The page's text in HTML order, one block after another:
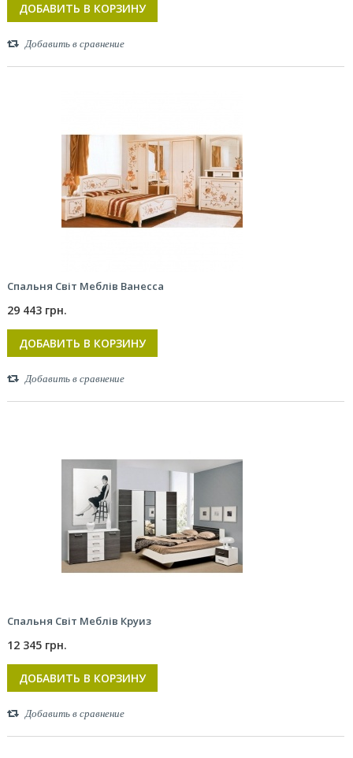
ДОБАВИТЬ В КОРЗИНУ
Добавить в сравнение
Спальня Світ Меблів Ванесса
29 443 грн.
ДОБАВИТЬ В КОРЗИНУ
Добавить в сравнение
Спальня Світ Меблів Круиз
12 345 грн.
ДОБАВИТЬ В КОРЗИНУ
Добавить в сравнение